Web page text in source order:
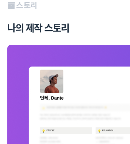
스토리
나의 제작 스토리